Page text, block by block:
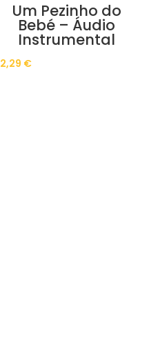
Um Pezinho do
Bebé – Áudio
Instrumental
2,29 €